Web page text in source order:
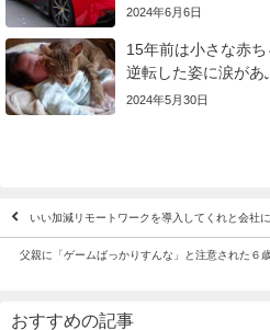
2024年6月6日
15年前は小さな赤
逆転した姿に涙があ
2024年5月30日
いい加減リモートワークを導入してくれと会社
父親に「ゲームばっかりすんな」と注意された６
おすすめの記事